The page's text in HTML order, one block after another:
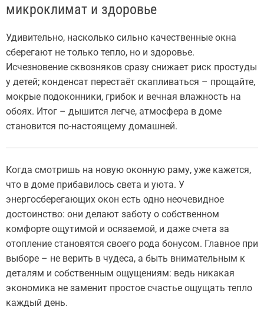
микроклимат и здоровье
Удивительно, насколько сильно качественные окна
сберегают не только тепло, но и здоровье.
Исчезновение сквозняков сразу снижает риск простуды
у детей; конденсат перестаёт скапливаться – прощайте,
мокрые подоконники, грибок и вечная влажность на
обоях. Итог – дышится легче, атмосфера в доме
становится по-настоящему домашней.
Когда смотришь на новую оконную раму, уже кажется,
что в доме прибавилось света и уюта. У
энергосберегающих окон есть одно неочевидное
достоинство: они делают заботу о собственном
комфорте ощутимой и осязаемой, и даже счета за
отопление становятся своего рода бонусом. Главное при
выборе – не верить в чудеса, а быть внимательным к
деталям и собственным ощущениям: ведь никакая
экономика не заменит простое счастье ощущать тепло
каждый день.